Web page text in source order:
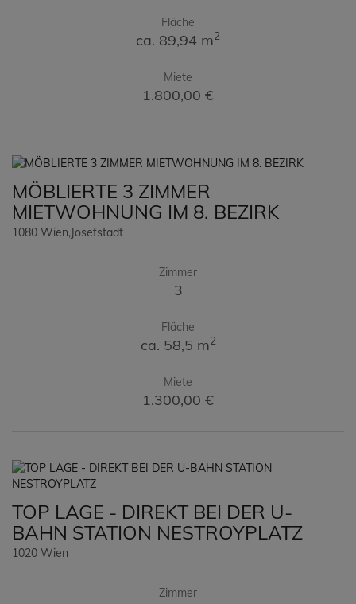
Fläche
ca. 89,94 m2
Miete
1.800,00 €
MÖBLIERTE 3 ZIMMER
MIETWOHNUNG IM 8. BEZIRK
1080 Wien,Josefstadt
Zimmer
3
Fläche
ca. 58,5 m2
Miete
1.300,00 €
TOP LAGE - DIREKT BEI DER U-
BAHN STATION NESTROYPLATZ
1020 Wien
Zimmer